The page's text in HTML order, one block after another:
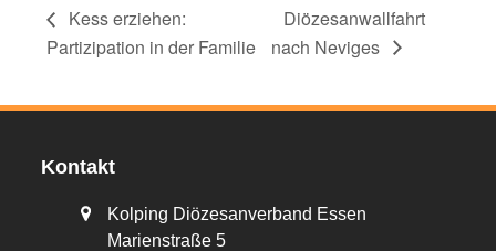
Kess erziehen:
Partizipation in der Familie
Diözesanwallfahrt
nach Neviges
Kontakt
Kolping Diözesanverband Essen
Marienstraße 5